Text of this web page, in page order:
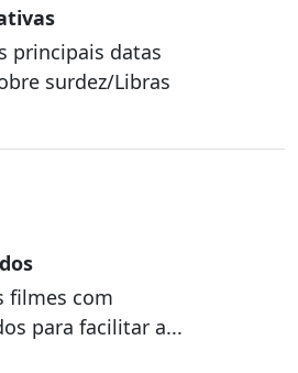
principais datas
surdez/Libras
filmes com
para facilitar a...